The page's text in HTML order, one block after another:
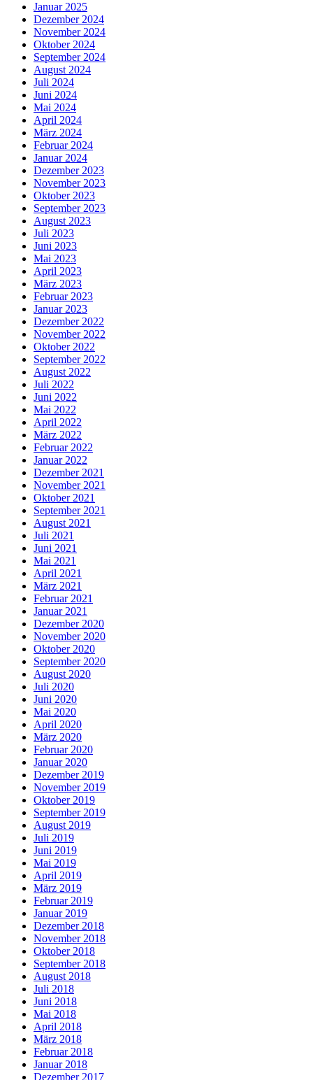
Januar 2025
Dezember 2024
November 2024
Oktober 2024
September 2024
August 2024
Juli 2024
Juni 2024
Mai 2024
April 2024
März 2024
Februar 2024
Januar 2024
Dezember 2023
November 2023
Oktober 2023
September 2023
August 2023
Juli 2023
Juni 2023
Mai 2023
April 2023
März 2023
Februar 2023
Januar 2023
Dezember 2022
November 2022
Oktober 2022
September 2022
August 2022
Juli 2022
Juni 2022
Mai 2022
April 2022
März 2022
Februar 2022
Januar 2022
Dezember 2021
November 2021
Oktober 2021
September 2021
August 2021
Juli 2021
Juni 2021
Mai 2021
April 2021
März 2021
Februar 2021
Januar 2021
Dezember 2020
November 2020
Oktober 2020
September 2020
August 2020
Juli 2020
Juni 2020
Mai 2020
April 2020
März 2020
Februar 2020
Januar 2020
Dezember 2019
November 2019
Oktober 2019
September 2019
August 2019
Juli 2019
Juni 2019
Mai 2019
April 2019
März 2019
Februar 2019
Januar 2019
Dezember 2018
November 2018
Oktober 2018
September 2018
August 2018
Juli 2018
Juni 2018
Mai 2018
April 2018
März 2018
Februar 2018
Januar 2018
Dezember 2017